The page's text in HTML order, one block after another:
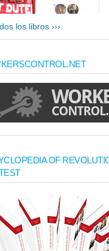
los libros ›››
OF